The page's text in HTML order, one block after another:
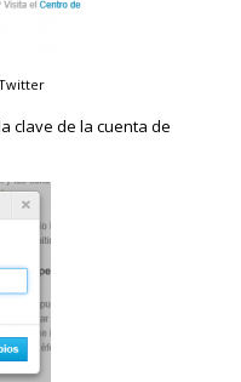
clave de la cuenta de